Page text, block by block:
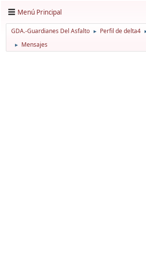
Menú Principal
GDA.-Guardianes Del Asfalto ► Perfil de delta4
► Mensajes